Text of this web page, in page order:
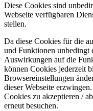
Diese Cookies sind
Webseite verfügbaren
stellen.
Da diese Cookies für die
und Funktionen unbedingt
Auswirkungen auf die
können Cookies jederzeit
Browsereinstellungen
dieser Webseite
Cookies zu akzeptieren /
erneut besuchen.